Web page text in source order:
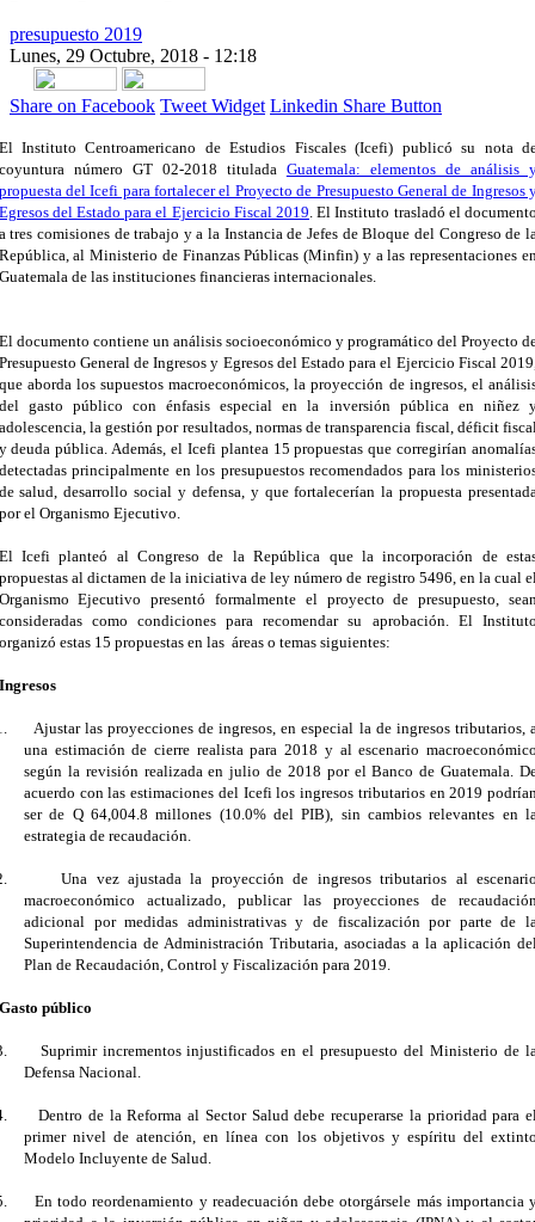
presupuesto 2019
Lunes, 29 Octubre, 2018 - 12:18
Share on Facebook Tweet Widget Linkedin Share Button
Instituto Centroamericano de Estudios Fiscales (Icefi) publicó su nota
número GT 02-2018 titulada Guatemala: elementos de análisis
del Icefi para fortalecer el Proyecto de Presupuesto General de Ingresos
del Estado para el Ejercicio Fiscal 2019 El Instituto trasladó el
tres comisiones de trabajo y a la Instancia de Jefes de Bloque del Congreso de
al Ministerio de Finanzas Públicas (Minfin) y a las representaciones
de las instituciones financieras internacionales.
documento contiene un análisis socioeconómico y programático del Proyecto
General de Ingresos y Egresos del Estado para el Ejercicio Fiscal
aborda los supuestos macroeconómicos, la proyección de ingresos, el
gasto público con énfasis especial en la inversión pública en niñez
la gestión por resultados, normas de transparencia fiscal, déficit
deuda pública. Además, el Icefi plantea 15 propuestas que corregirían
principalmente en los presupuestos recomendados para los
salud, desarrollo social y defensa, y que fortalecerían la propuesta
el Organismo Ejecutivo.
Icefi planteó al Congreso de la República que la incorporación de
al dictamen de la iniciativa de ley número de registro 5496, en la cual
Ejecutivo presentó formalmente el proyecto de presupuesto,
como condiciones para recomendar su aprobación. El
estas 15 propuestas en las áreas o temas siguientes:
Ajustar las proyecciones de ingresos, en especial la de ingresos tributarios,
una estimación de cierre realista para 2018 y al escenario
según la revisión realizada en julio de 2018 por el Banco de Guatemala.
acuerdo con las estimaciones del Icefi los ingresos tributarios en 2019
ser de Q 64,004.8 millones (10.0% del PIB), sin cambios relevantes en
estrategia de recaudación.
Una vez ajustada la proyección de ingresos tributarios al
macroeconómico actualizado, publicar las proyecciones de
adicional por medidas administrativas y de fiscalización por parte de
Superintendencia de Administración Tributaria, asociadas a la aplicación
Plan de Recaudación, Control y Fiscalización para 2019.
público
Suprimir incrementos injustificados en el presupuesto del Ministerio de
Defensa Nacional.
Dentro de la Reforma al Sector Salud debe recuperarse la prioridad para
primer nivel de atención, en línea con los objetivos y espíritu del
Modelo Incluyente de Salud.
En todo reordenamiento y readecuación debe otorgársele más importancia